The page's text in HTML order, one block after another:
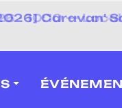
Caravan'